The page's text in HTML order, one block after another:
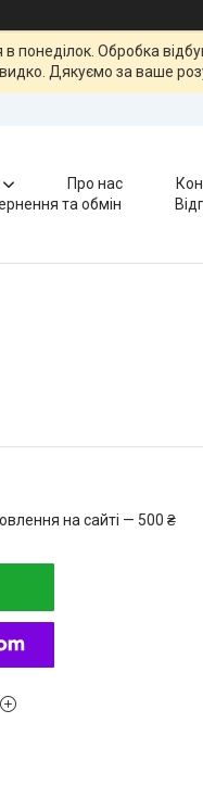
понеділок. Обробка
Дякуємо за ваше
Про нас
та обмін
на сайті — 500 ₴